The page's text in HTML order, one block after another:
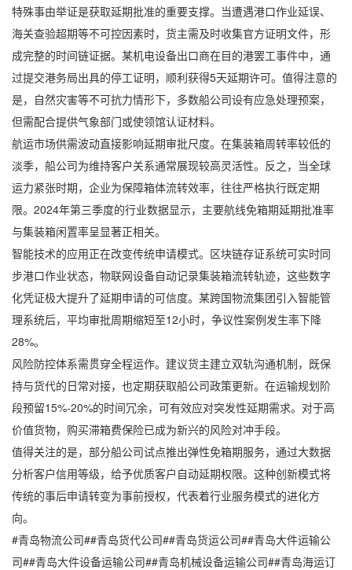
特殊事由举证是获取延期批准的重要支撑。当遭遇港口作业延误、
海关查验超期等不可控因素时，货主需及时收集官方证明文件，形
成完整的时间链证据。某机电设备出口商在目的港罢工事件中，通
过提交港务局出具的停工证明，顺利获得5天延期许可。值得注意的
是，自然灾害等不可抗力情形下，多数船公司设有应急处理预案，
但需配合提供气象部门或使领馆认证材料。
航运市场供需波动直接影响延期审批尺度。在集装箱周转率较低的
淡季，船公司为维持客户关系通常展现较高灵活性。反之，当全球
运力紧张时期，企业为保障箱体流转效率，往往严格执行既定期
限。2024年第三季度的行业数据显示，主要航线免箱期延期批准率
与集装箱闲置率呈显著正相关。
智能技术的应用正在改变传统申请模式。区块链存证系统可实时同
步港口作业状态，物联网设备自动记录集装箱流转轨迹，这些数字
化凭证极大提升了延期申请的可信度。某跨国物流集团引入智能管
理系统后，平均审批周期缩短至12小时，争议性案例发生率下降
28%。
风险防控体系需贯穿全程运作。建议货主建立双轨沟通机制，既保
持与货代的日常对接，也定期获取船公司政策更新。在运输规划阶
段预留15%-20%的时间冗余，可有效应对突发性延期需求。对于高
价值货物，购买滞箱费保险已成为新兴的风险对冲手段。
值得关注的是，部分船公司试点推出弹性免箱期服务，通过大数据
分析客户信用等级，给予优质客户自动延期权限。这种创新模式将
传统的事后申请转变为事前授权，代表着行业服务模式的进化方
向。
#青岛物流公司##青岛货代公司##青岛货运公司##青岛大件运输公
司##青岛大件设备运输公司##青岛机械设备运输公司##青岛海运订